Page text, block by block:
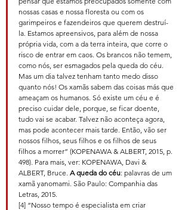
nossas casas e nossa floresta ou com os
garimpeiros e fazendeiros que querem destruí-
la. Estamos apreensivos, para além de nossa
própria vida, com a da terra inteira, que corre o
risco de entrar em caos. Os brancos não temem,
como nós, ser esmagados pela queda do céu.
Mas um dia talvez tenham tanto medo disso
quanto nós! Os xamãs sabem das coisas más que
ameaçam os humanos. Só existe um céu e é
preciso cuidar dele, porque, se ficar doente,
tudo vai se acabar. Talvez não aconteça agora,
mas pode acontecer mais tarde. Então, vão ser
nossos filhos, seus filhos e os filhos de seus
filhos a morrer” (KOPENAWA & ALBERT, 2015, p.
498). Para mais, ver: KOPENAWA, Davi &
ALBERT, Bruce. A queda do céu: palavras de um
xamã yanomami. São Paulo: Companhia das
Letras, 2015.
[4] “Nosso tempo é especialista em criar